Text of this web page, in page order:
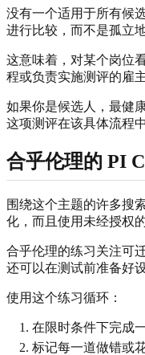
没有一个适用于所有候
进行比较，而不是孤立
这意味着，对某个岗位
程或负责实施测评的雇主
如果你是候选人，最健
这项测评在该具体流程
合乎伦理的 PI
围绕这个主题的许多搜
化，而且使用未经授权
合乎伦理的练习关注可
还可以在测试前准备好
使用这个练习循环：
在限时条件下完成
标记每一道做错或